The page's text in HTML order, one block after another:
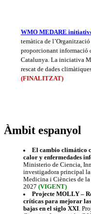
WMO MEDARE
temàtica de
proporcionant informació
Catalunya. La iniciativa
rescat de dades
(FINALITZAT)
Àmbit espanyol
El cambio climático
calor y enfermedades
Ministerio de Ciencia,
investigadora principal
Medicina i Ciències de
2027 (VIGENT)
Projecte MOLLY –
críticas para mejorar
bajas en el siglo XXI .